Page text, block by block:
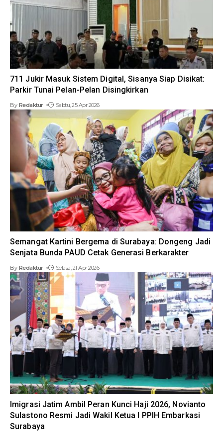
711 Jukir Masuk Sistem Digital, Sisanya Siap Disikat:
Parkir Tunai Pelan-Pelan Disingkirkan
By Redaktur Sabtu, 25 Apr 2026
Semangat Kartini Bergema di Surabaya: Dongeng Jadi
Senjata Bunda PAUD Cetak Generasi Berkarakter
By Redaktur Selasa, 21 Apr 2026
Imigrasi Jatim Ambil Peran Kunci Haji 2026, Novianto
Sulastono Resmi Jadi Wakil Ketua I PPIH Embarkasi
Surabaya